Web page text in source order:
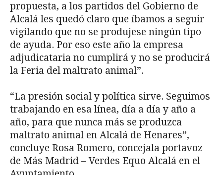
propuesta, a los partidos del Gobierno de
Alcalá les quedó claro que íbamos a seguir
vigilando que no se produjese ningún tipo
de ayuda. Por eso este año la empresa
adjudicataria no cumplirá y no se producirá
la Feria del maltrato animal”.
“La presión social y política sirve. Seguimos
trabajando en esa línea, día a día y año a
año, para que nunca más se produzca
maltrato animal en Alcalá de Henares”,
concluye Rosa Romero, concejala portavoz
de Más Madrid – Verdes Equo Alcalá en el